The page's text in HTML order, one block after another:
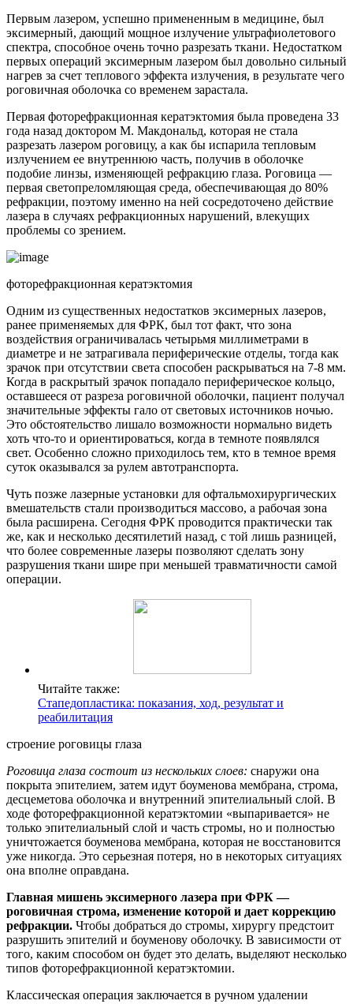
Первым лазером, успешно примененным в медицине, был
эксимерный, дающий мощное излучение ультрафиолетового
спектра, способное очень точно разрезать ткани. Недостатком
первых операций эксимерным лазером был довольно сильный
нагрев за счет теплового эффекта излучения, в результате чего
роговичная оболочка со временем зарастала.
Первая фоторефракционная кератэктомия была проведена 33
года назад доктором М. Макдональд, которая не стала
разрезать лазером роговицу, а как бы испарила тепловым
излучением ее внутреннюю часть, получив в оболочке
подобие линзы, изменяющей рефракцию глаза. Роговица —
первая светопреломляющая среда, обеспечивающая до 80%
рефракции, поэтому именно на ней сосредоточено действие
лазера в случаях рефракционных нарушений, влекущих
проблемы со зрением.
фоторефракционная кератэктомия
Одним из существенных недостатков эксимерных лазеров,
ранее применяемых для ФРК, был тот факт, что зона
воздействия ограничивалась четырьмя миллиметрами в
диаметре и не затрагивала периферические отделы, тогда как
зрачок при отсутствии света способен раскрываться на 7-8 мм.
Когда в раскрытый зрачок попадало периферическое кольцо,
оставшееся от разреза роговичной оболочки, пациент получал
значительные эффекты гало от световых источников ночью.
Это обстоятельство лишало возможности нормально видеть
хоть что-то и ориентироваться, когда в темноте появлялся
свет. Особенно сложно приходилось тем, кто в темное время
суток оказывался за рулем автотранспорта.
Чуть позже лазерные установки для офтальмохирургических
вмешательств стали производиться массово, а рабочая зона
была расширена. Сегодня ФРК проводится практически так
же, как и несколько десятилетий назад, с той лишь разницей,
что более современные лазеры позволяют сделать зону
разрушения ткани шире при меньшей травматичности самой
операции.
Читайте также:
Стапедопластика: показания, ход, результат и
реабилитация
строение роговицы глаза
Роговица глаза состоит из нескольких слоев: снаружи она
покрыта эпителием, затем идут боуменова мембрана, строма,
десцеметова оболочка и внутренний эпителиальный слой. В
ходе фоторефракционной кератэктомии «выпаривается» не
только эпителиальный слой и часть стромы, но и полностью
уничтожается боуменова мембрана, которая не восстановится
уже никогда. Это серьезная потеря, но в некоторых ситуациях
она вполне оправдана.
Главная мишень эксимерного лазера при ФРК —
роговичная строма, изменение которой и дает коррекцию
рефракции. Чтобы добраться до стромы, хирургу предстоит
разрушить эпителий и боуменову оболочку. В зависимости от
того, каким способом он будет это делать, выделяют несколько
типов фоторефракционной кератэктомии.
Классическая операция заключается в ручном удалении